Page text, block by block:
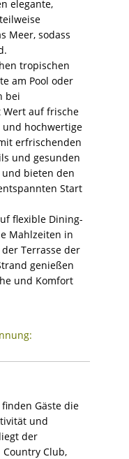
elegante,
Meer, sodass
tropischen
am Pool oder
bei
Wert auf frische
hochwertige
erfrischenden
und gesunden
und bieten den
Start
flexible Dining-
Mahlzeiten in
Terrasse der
genießen
und Komfort
Gäste die
und
der
Club,